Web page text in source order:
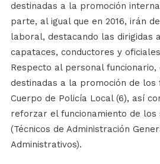
destinadas a la promoción
parte, al igual que en 2016, irán
laboral, destacando las dirigidas
capataces, conductores y
Respecto al personal
destinadas a la promoción de los
Cuerpo de Policía Local (6), así
reforzar el funcionamiento de los
(Técnicos de Administración
Administrativos).